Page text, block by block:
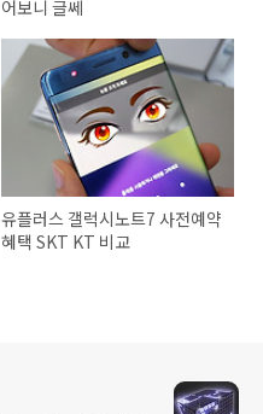
어보니 글쎄
유플러스 갤럭시노트7 사전예약
혜택 SKT KT 비교